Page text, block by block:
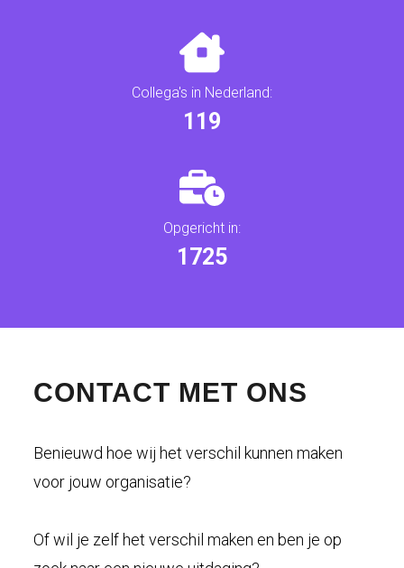
Collega's in Nederland:
128
Opgericht in:
1849
CONTACT MET ONS
Benieuwd hoe wij het verschil kunnen maken
voor jouw organisatie?
Of wil je zelf het verschil maken en ben je op